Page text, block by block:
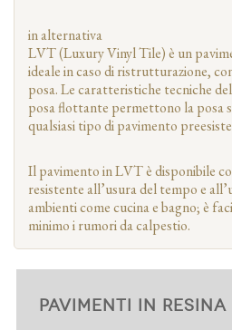
in alternativa
LVT (Luxury Vinyl Tile) è un
ideale in caso di ristrutturazione,
posa. Le caratteristiche tecniche
posa flottante permettono la posa
qualsiasi tipo di pavimento
Il pavimento in LVT è disponibile
resistente all’usura del tempo e
ambienti come cucina e bagno; è
minimo i rumori da calpestio.
PAVIMENTI IN RESINA